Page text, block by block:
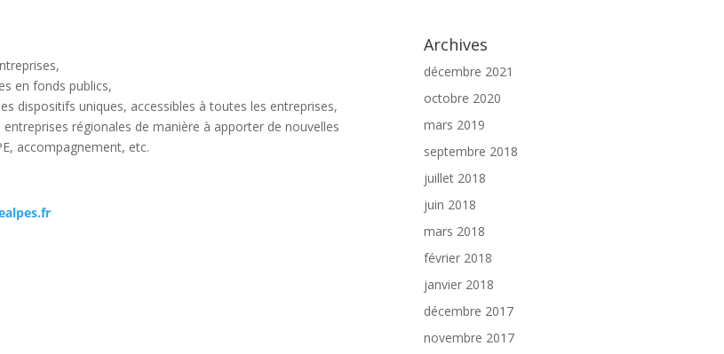
en fonds publics,
dispositifs uniques, accessibles à toutes les entreprises,
régionales de manière à apporter de nouvelles
accompagnement, etc.
Archives
décembre 2021
octobre 2020
mars 2019
septembre 2018
juillet 2018
juin 2018
mars 2018
février 2018
janvier 2018
décembre 2017
novembre 2017